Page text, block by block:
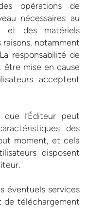
opérations de
nécessaires au
et des matériels
notamment
responsabilité de
être mise en cause
acceptent
l’Éditeur peut
des
moment, et cela
disposent
éventuels services
de téléchargement